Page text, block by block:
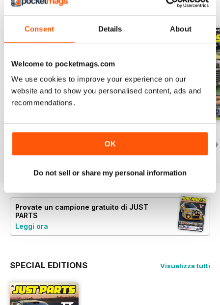
Consent Details About
Welcome to pocketmags.com
We use cookies to improve your experience on our
website and to show you personalised content, ads and
recommendations.
OK
Do not sell or share my personal information
Visualizza tutti
23-12
Vista|Al carrello
23-11
Acquista per
Vista|Al carrello
23-10
€4,99
Vista|Al carrello
Provate un campione gratuito di JUST
PARTS
Leggi ora
SPECIAL EDITIONS Visualizza tutti